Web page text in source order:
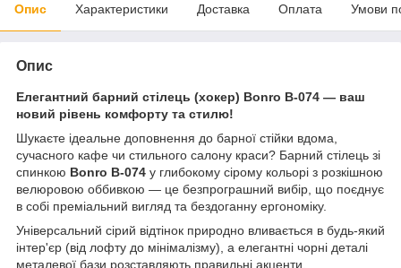
Опис Характеристики Доставка Оплата Умови
Опис
Елегантний барний стілець (хокер) Bonro B-074 — ваш
новий рівень комфорту та стилю!
Шукаєте ідеальне доповнення до барної стійки вдома,
сучасного кафе чи стильного салону краси? Барний стілець зі
спинкою Bonro B-074 у глибокому сірому кольорі з розкішною
велюровою оббивкою — це безпрограшний вибір, що поєднує
в собі преміальний вигляд та бездоганну ергономіку.
Універсальний сірий відтінок природно вливається в будь-який
інтер'єр (від лофту до мінімалізму), а елегантні чорні деталі
металевої бази розставляють правильні акценти.